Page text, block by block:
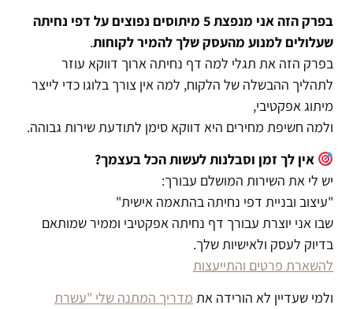
בפרק הזה אני מנפצת 5 מיתוסים נפוצים על דפי נחיתה
שעלולים למנוע מהעסק שלך להמיר לקוחות.
בפרק הזה את תגלי למה דף נחיתה ארוך דווקא עוזר
לתהליך ההבשלה של הלקוח, למה אין צורך בלוגו כדי לייצר
מיתוג אפקטיבי,
ולמה חשיפת מחירים היא דווקא סימן לתודעת שירות גבוהה.
אין לך זמן וסבלנות לעשות הכל בעצמך?
יש לי את השירות המושלם עבורך:
"עיצוב ובניית דפי נחיתה בהתאמה אישית"
שבו אני יוצרת עבורך דף נחיתה אפקטיבי וממיר שמותאם
בדיוק לעסק ולאישיות שלך.
להשארת פרטים והתייעצות
ולמי שעדיין לא הורידה את מדריך המתנה שלי "עשרת